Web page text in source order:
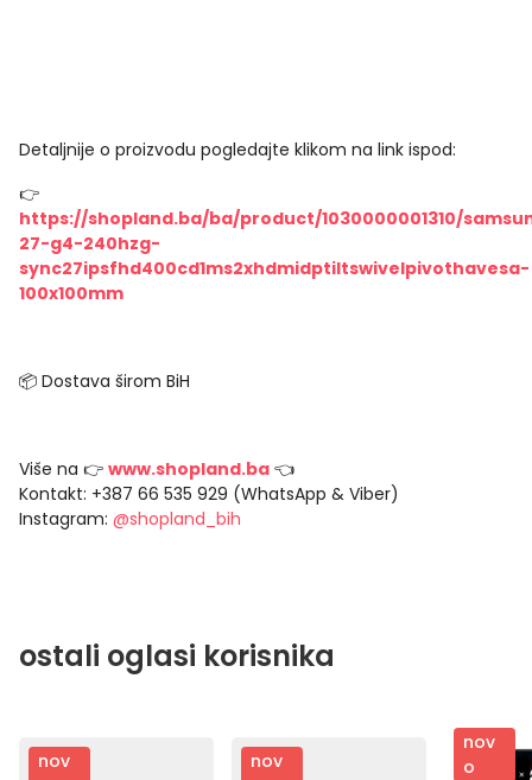
Detaljnije o proizvodu pogledajte klikom na link ispod:
👉
https://shopland.ba/ba/product/1030000001310/
27-g4-240hzg-
sync27ipsfhd400cd1ms2xhdmidptiltswivelpivothavesa-
100x100mm
📦 Dostava širom BiH
Više na 👉 www.shopland.ba 👈
Kontakt: +387 66 535 929 (WhatsApp & Viber)
Instagram: @shopland_bih
ostali oglasi korisnika
nov
nov
nov
o